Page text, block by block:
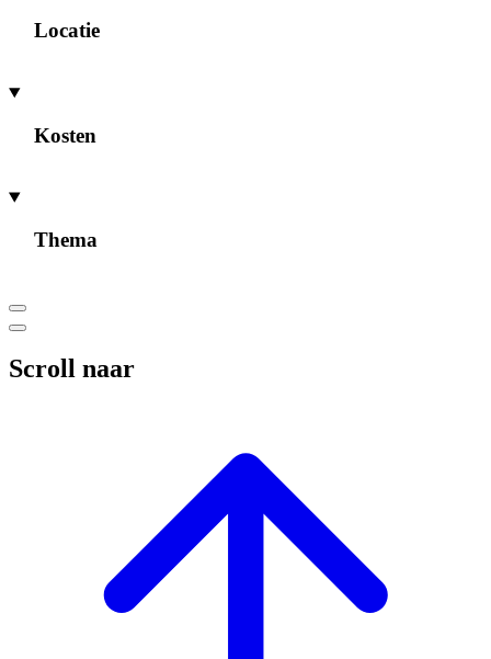
Locatie
Kosten
Thema
Scroll naar